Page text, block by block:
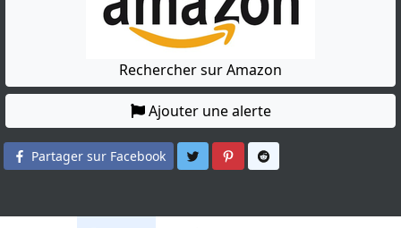
Rechercher sur Amazon
Ajouter une alerte
Partager sur Facebook Partager sur Twitter
Partager sur Pinterest